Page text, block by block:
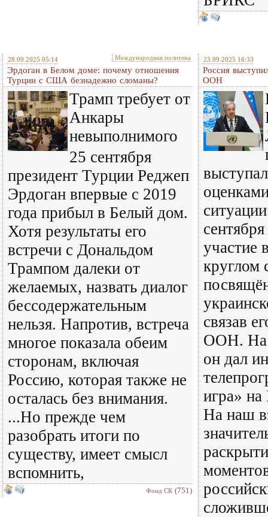
28.09.2025 05:14 Международная политика
Эрдоган в Белом доме: почему отношения
Турции с США безнадежно сломаны?
Трамп требует от
Анкары
невыполнимого
25 сентября
президент Турции Реджеп
Эрдоган впервые с 2019
года прибыл в Белый дом.
Хотя результаты его
встречи с Дональдом
Трампом далеки от
желаемых, назвать диалог
бессодержательным
нельзя. Напротив, встреча
многое показала обеим
сторонам, включая
Россию, которая также не
осталась без внимания.
...Но прежде чем
разобрать итоги по
существу, имеет смысл
вспомнить,
Фонд СК (751)
23.09.2025 16:33
Россия
ООН
участие
круглом
связав
ООН. На
он дал
игра»
На наш